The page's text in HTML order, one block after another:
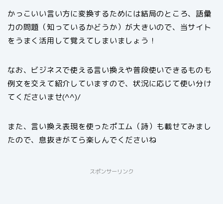
かっこいい言い方に変換するためには結局のところ、語彙
力の問題（知っているかどうか）が大きいので、当サイト
をうまく活用して覚えてしまいましょう！
なお、ビジネスで使える言い換えや普段使いできるものも
例文を交えて紹介していますので、状況に応じて使い分け
てくださいませ(^^)/
また、言い換え表現を使ったポエム（詩）も載せてみまし
たので、息抜きがてら楽しんでくださいね
スポンサーリンク